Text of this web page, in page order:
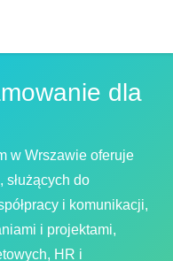
dla
w Wrszawie oferuje
do
i komunikacji,
i projektami,
HR i